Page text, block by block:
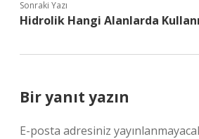
Sonraki Yazı
Hidrolik Hangi Alanlarda
Bir yanıt yazın
E-posta adresiniz